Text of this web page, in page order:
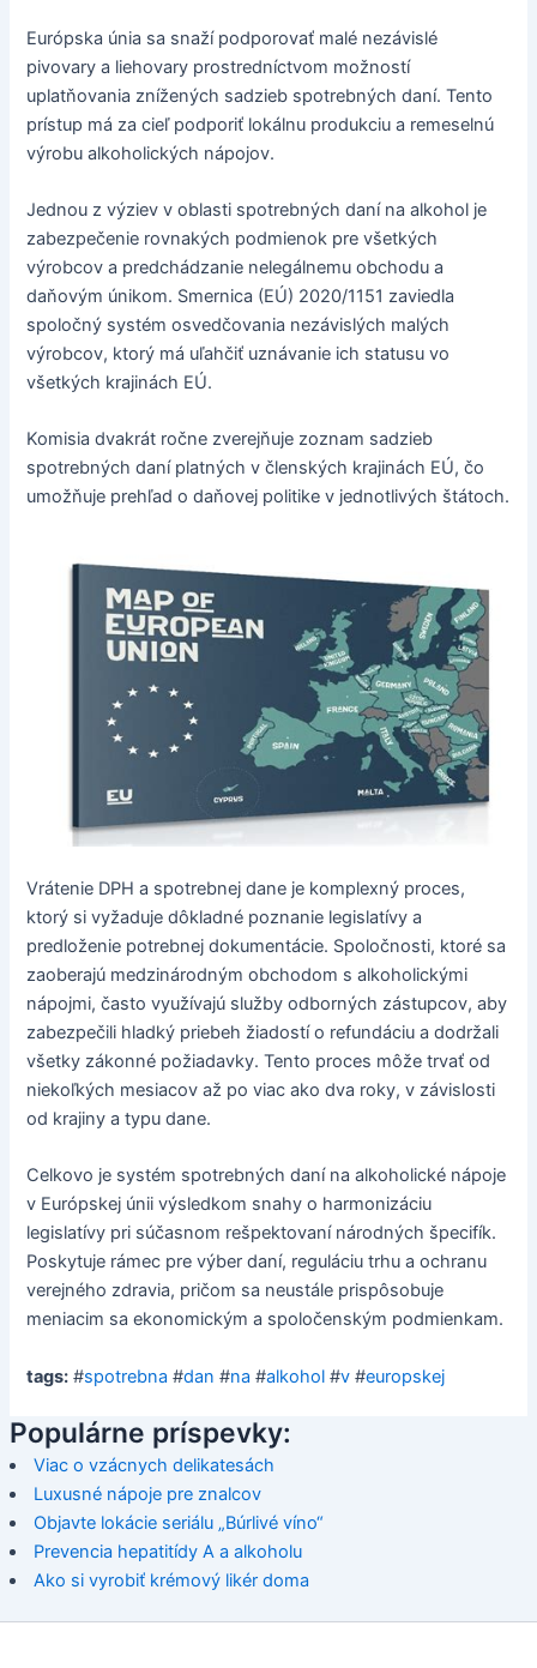
Európska únia sa snaží podporovať malé nezávislé
pivovary a liehovary prostredníctvom možností
uplatňovania znížených sadzieb spotrebných daní. Tento
prístup má za cieľ podporiť lokálnu produkciu a remeselnú
výrobu alkoholických nápojov.
Jednou z výziev v oblasti spotrebných daní na alkohol je
zabezpečenie rovnakých podmienok pre všetkých
výrobcov a predchádzanie nelegálnemu obchodu a
daňovým únikom. Smernica (EÚ) 2020/1151 zaviedla
spoločný systém osvedčovania nezávislých malých
výrobcov, ktorý má uľahčiť uznávanie ich statusu vo
všetkých krajinách EÚ.
Komisia dvakrát ročne zverejňuje zoznam sadzieb
spotrebných daní platných v členských krajinách EÚ, čo
umožňuje prehľad o daňovej politike v jednotlivých štátoch.
Vrátenie DPH a spotrebnej dane je komplexný proces,
ktorý si vyžaduje dôkladné poznanie legislatívy a
predloženie potrebnej dokumentácie. Spoločnosti, ktoré sa
zaoberajú medzinárodným obchodom s alkoholickými
nápojmi, často využívajú služby odborných zástupcov, aby
zabezpečili hladký priebeh žiadostí o refundáciu a dodržali
všetky zákonné požiadavky. Tento proces môže trvať od
niekoľkých mesiacov až po viac ako dva roky, v závislosti
od krajiny a typu dane.
Celkovo je systém spotrebných daní na alkoholické nápoje
v Európskej únii výsledkom snahy o harmonizáciu
legislatívy pri súčasnom rešpektovaní národných špecifík.
Poskytuje rámec pre výber daní, reguláciu trhu a ochranu
verejného zdravia, pričom sa neustále prispôsobuje
meniacim sa ekonomickým a spoločenským podmienkam.
tags: #spotrebna #dan #na #alkohol #v #europskej
Populárne príspevky:
Viac o vzácnych delikatesách
Luxusné nápoje pre znalcov
Objavte lokácie seriálu „Búrlivé víno“
Prevencia hepatitídy A a alkoholu
Ako si vyrobiť krémový likér doma